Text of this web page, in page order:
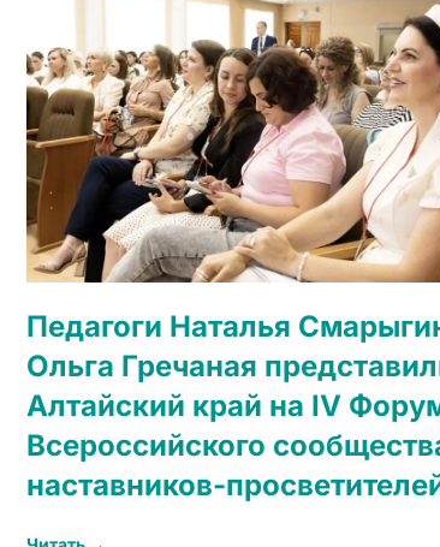
Педагоги Наталья
Ольга Гречаная
Алтайский край на IV
Всероссийского
наставников-